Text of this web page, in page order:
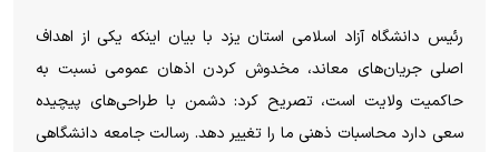
رئیس دانشگاه آزاد اسلامی استان یزد با بیان اینکه یکی از اهداف
اصلی جریان‌های معاند، مخدوش کردن اذهان عمومی نسبت به
حاکمیت ولایت است، تصریح کرد: دشمن با طراحی‌های پیچیده
سعی دارد محاسبات ذهنی ما را تغییر دهد. رسالت جامعه دانشگاهی